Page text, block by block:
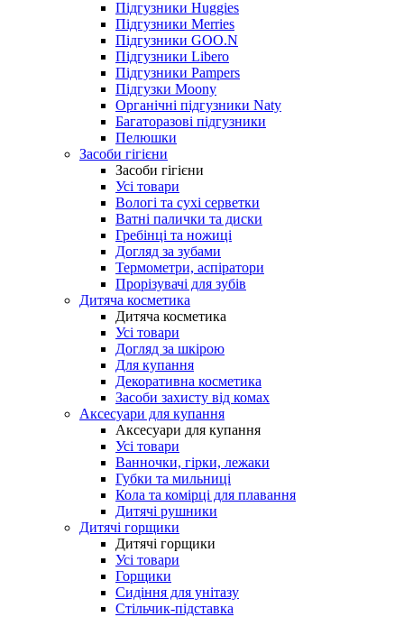
Підгузники Huggies
Підгузники Merries
Підгузники GOO.N
Підгузники Libero
Підгузники Pampers
Підгузки Moony
Органічні підгузники Naty
Багаторазові підгузники
Пелюшки
Засоби гігієни
Засоби гігієни
Усі товари
Вологі та сухі серветки
Ватні палички та диски
Гребінці та ножиці
Догляд за зубами
Термометри, аспіратори
Прорізувачі для зубів
Дитяча косметика
Дитяча косметика
Усі товари
Догляд за шкірою
Для купання
Декоративна косметика
Засоби захисту від комах
Аксесуари для купання
Аксесуари для купання
Усі товари
Ванночки, гірки, лежаки
Губки та мильниці
Кола та комірці для плавання
Дитячі рушники
Дитячі горщики
Дитячі горщики
Усі товари
Горщики
Сидіння для унітазу
Стільчик-підставка